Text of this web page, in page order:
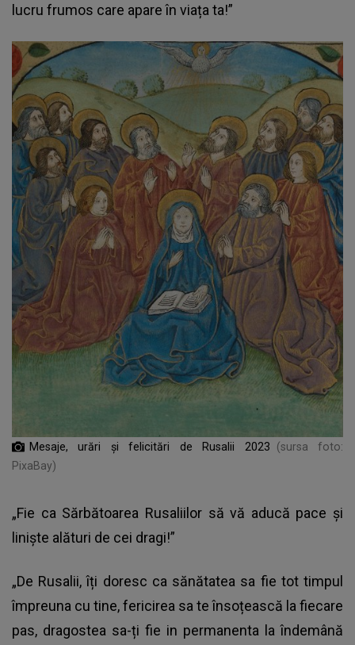
lucru frumos care apare în viața ta!”
Mesaje, urări și felicitări de Rusalii 2023
(sursa foto:
PixaBay)
„Fie ca Sărbătoarea Rusaliilor să vă aducă pace și
liniște alături de cei dragi!”
„De Rusalii, îți doresc ca sănătatea sa fie tot timpul
împreuna cu tine, fericirea sa te însoțească la fiecare
pas, dragostea sa-ți fie in permanenta la îndemână